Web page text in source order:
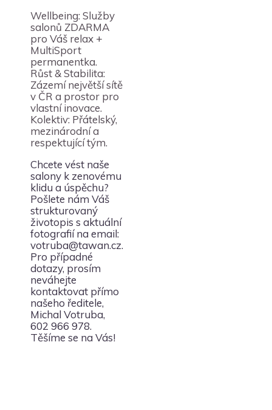
Wellbeing: Služby
salonů ZDARMA
pro Váš relax +
MultiSport
permanentka.
Růst & Stabilita:
Zázemí největší sítě
v ČR a prostor pro
vlastní inovace.
Kolektiv: Přátelský,
mezinárodní a
respektující tým.
Chcete vést naše
salony k zenovému
klidu a úspěchu?
Pošlete nám Váš
strukturovaný
životopis s aktuální
fotografií na email:
votruba@tawan.cz.
Pro případné
dotazy, prosím
neváhejte
kontaktovat přímo
našeho ředitele,
Michal Votruba,
602 966 978.
Těšíme se na Vás!